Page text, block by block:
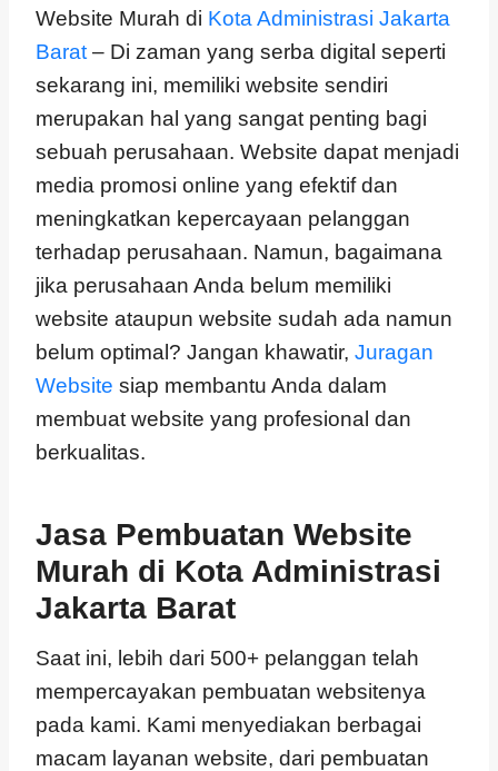
Website Murah di Kota Administrasi Jakarta
Barat – Di zaman yang serba digital seperti
sekarang ini, memiliki website sendiri
merupakan hal yang sangat penting bagi
sebuah perusahaan. Website dapat menjadi
media promosi online yang efektif dan
meningkatkan kepercayaan pelanggan
terhadap perusahaan. Namun, bagaimana
jika perusahaan Anda belum memiliki
website ataupun website sudah ada namun
belum optimal? Jangan khawatir, Juragan
Website siap membantu Anda dalam
membuat website yang profesional dan
berkualitas.
Jasa Pembuatan Website
Murah di Kota Administrasi
Jakarta Barat
Saat ini, lebih dari 500+ pelanggan telah
mempercayakan pembuatan websitenya
pada kami. Kami menyediakan berbagai
macam layanan website, dari pembuatan